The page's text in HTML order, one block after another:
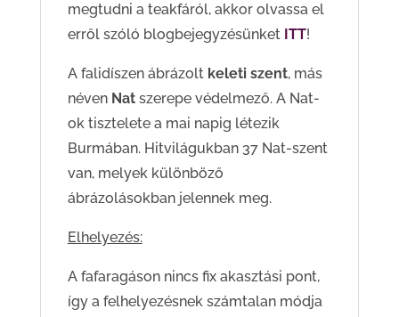
megtudni a teakfáról, akkor olvassa el
erről szóló blogbejegyzésünket ITT!
A falidíszen ábrázolt keleti szent, más
névenNat szerepe védelmező. A Nat-
ok tisztelete a mai napig létezik
Burmában. Hitvilágukban 37 Nat-szent
van, melyek különböző
ábrázolásokban jelennek meg.
Elhelyezés:
A fafaragáson nincs fix akasztási pont,
így a felhelyezésnek számtalan módja